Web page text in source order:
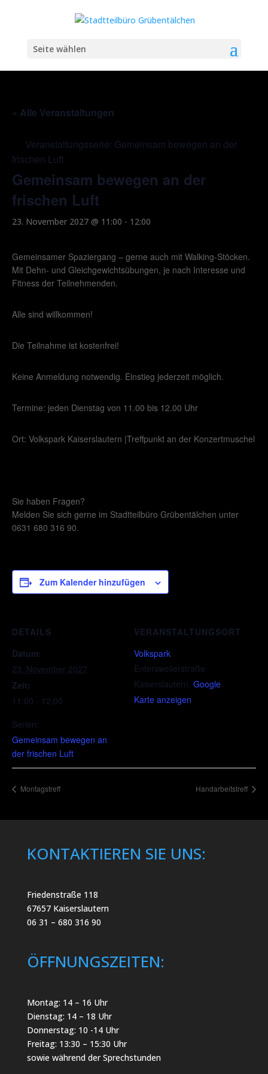
Seite wählen
« Alle Veranstaltungen
Veranstaltungsserie: Gemeinsam bewegen an der
frischen Luft
Gemeinsam bewegen an der
frischen Luft
23. November 2027 @ 11:00 - 12:00
Gemeinsamer Spaziergang – gerne auch mit Walking-Stöcken.
Mit Dehn- und Gleichgewichtsübungen, je nach Interesse und
Fitness der Teilnehmenden.
Alle sind willkommen!
Die Teilnahme ist kostenfrei!
Keine Anmeldung notwendig. Einstieg jederzeit möglich.
Termine: jeden Dienstag von 11.00 bis 12.00 Uhr
Ort: Volkspark Kaiserslautern |Treffpunkt an der Konzertmuschel
Sie haben Fragen?
Melden Sie sich gerne im Stadtteilbüro Grübentälchen unter
0631 680 316 90.
Zum Kalender hinzufügen
DETAILS
Datum:
23. November 2027
Zeit:
11:00 - 12:00
Serien:
Gemeinsam bewegen an
der frischen Luft
VERANSTALTUNGSORT
Volkspark
Entersweilerstraße
Kaiserslautern, Google
Karte anzeigen
Montagstreff Handarbeitstreff
KONTAKTIEREN SIE UNS:
Friedenstraße 118
67657 Kaiserslautern
06 31 – 680 316 90
ÖFFNUNGSZEITEN:
Montag: 14 – 16 Uhr
Dienstag: 14 – 18 Uhr
Donnerstag: 10 -14 Uhr
Freitag: 13:30 – 15:30 Uhr
sowie während der Sprechstunden